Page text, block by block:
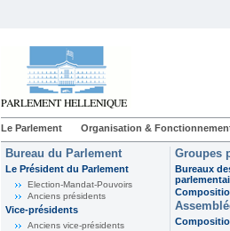
Le Parlement Organisation &
Bureau du Parlement
Le Président du Parlement
Election-Mandat-Pouvoirs
Anciens présidents
Vice-présidents
Anciens vice-présidents
Groupes
Bureaux